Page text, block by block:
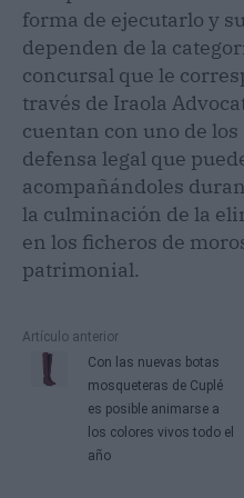
forma de ejecutarlo y
dependen de la
concursal que le
través de Iraola
cuentan con uno de
defensa legal que
acompañándoles
la culminación de la
en los ficheros de
patrimonial.
Artículo anterior
Con las nuevas botas
mosqueteras de Cuplé
es posible animarse a
los colores vivos todo el
año